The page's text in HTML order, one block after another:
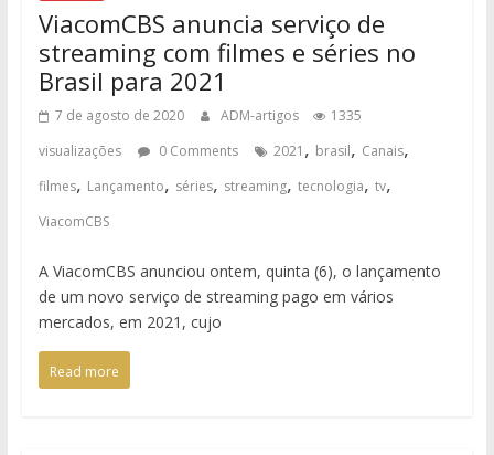
ViacomCBS anuncia serviço de
streaming com filmes e séries no
Brasil para 2021
7 de agosto de 2020 ADM-artigos
1335
visualizações
0 Comments 2021 , brasil, Canais,
filmes, Lançamento, séries, streaming, tecnologia, tv,
ViacomCBS
A ViacomCBS anunciou ontem, quinta (6), o lançamento
de um novo serviço de streaming pago em vários
mercados, em 2021, cujo
Read more